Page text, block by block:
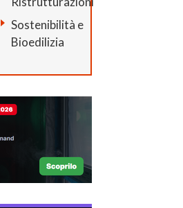
Sostenibilità e
Bioedilizia